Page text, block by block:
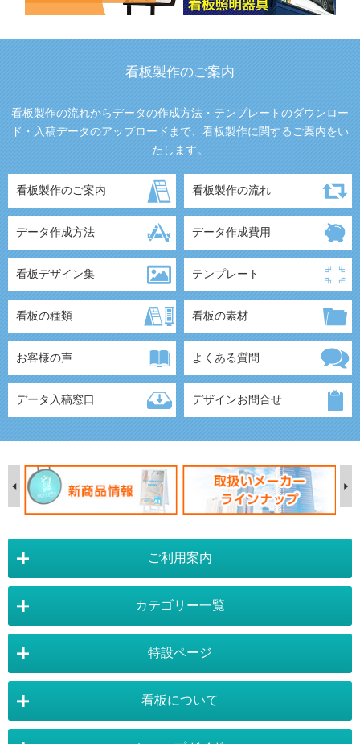
看板製作のご案内
看板製作の流れからデータの作成方法・テンプレートのダウンロー
ド・入稿データのアップロードまで、看板製作に関するご案内をい
たします。
看板製作のご案内 看板製作の流れ
データ作成方法 データ作成費用
看板デザイン集 テンプレート
看板の種類 看板の素材
お客様の声 よくある質問
データ入稿窓口 デザインお問合せ
ご利用案内
店舗詳細情報
運営会社 :株式会社トレード
カテゴリー一覧
スタンド看板：オプション バナースタンド
特設ページ
看板について